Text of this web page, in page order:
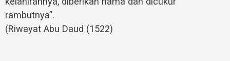
rambutnya”.
(Riwayat Abu Daud (1522)